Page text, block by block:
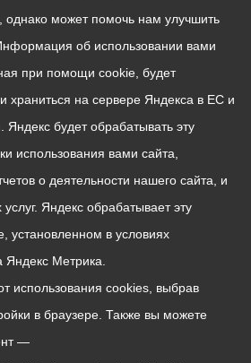
однако может помочь нам улучшить
об использовании вами
при помощи cookie, будет
храниться на сервере Яндекса в ЕС и
будет обрабатывать эту
использования вами сайта,
о деятельности нашего сайта, и
Яндекс обрабатывает эту
установленном в условиях
Яндекс Метрика.
использования cookies, выбрав
в браузере. Также вы можете
—